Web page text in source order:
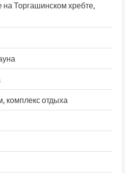
Торгашинском хребте,
комплекс отдыха